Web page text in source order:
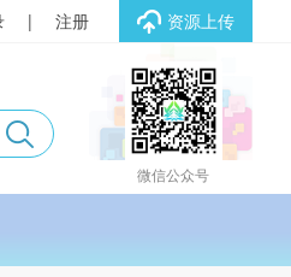
资源上传
| 注册
微信公众号